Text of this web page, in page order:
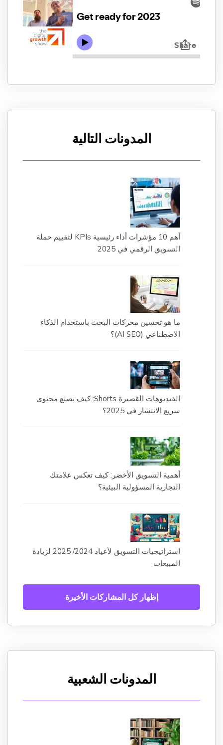
المدونات التالية
أهم 10 مؤشرات أداء رئيسية KPIs لتقييم حملة
التسويق الرقمي في 2025
ما هو تحسين محركات البحث باستخدام الذكاء
الاصطناعي (AI SEO)؟
الفيديوهات القصيرة Shorts: كيف تصنع محتوى
سريع الانتشار في 2025؟
أهمية التسويق الأخضر: كيف تعكس علامتك
التجارية المسؤولية البيئية؟
استراتيجيات التسويق لأعياد 2024/ 2025 لزيادة
المبيعات
إظهار كل المشاركات الأخيرة
المدونات الشعبية